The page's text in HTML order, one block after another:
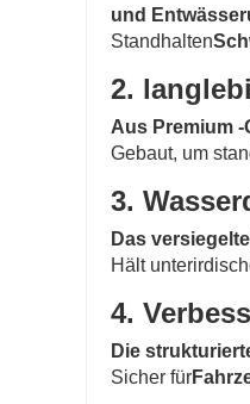
und
Standhalten
2.
Aus Premium
Gebaut, um
3.
Das
Hält
4.
Die
Sicher für